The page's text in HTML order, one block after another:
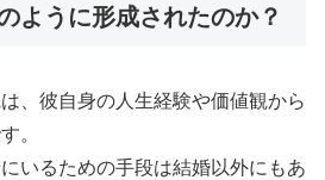
ように形成されたのか？
、彼自身の人生経験や価値観から
。
いるための手段は結婚以外にもあ